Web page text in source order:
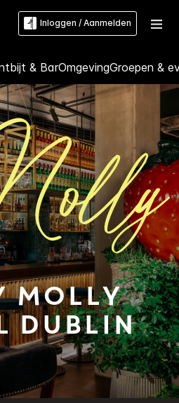
Inloggen / Aanmelden
& BarOmgevingGroepen &
Molly
Dublin